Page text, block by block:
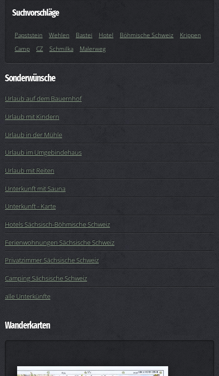
Suchvorschläge
Papststein Wehlen Bastei Hotel Böhmische Schweiz
Krippen
Camp
CZ Schmilka Malerweg
Sonderwünsche
Urlaub auf dem Bauernhof
Urlaub mit Kindern
Urlaub in der Mühle
Urlaub im Umgebindehaus
Urlaub mit Reiten
Unterkunft mit Sauna
Unterkunft - Karte
Hotels Sächsisch-Böhmische Schweiz
Ferienwohnungen Sächsische Schweiz
Privatzimmer Sächsische Schweiz
Camping Sächsische Schweiz
alle Unterkünfte
Wanderkarten